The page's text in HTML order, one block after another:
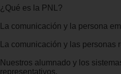
¿Qué es la PNL?
La comunicación y la persona
La comunicación y las personas
Nuestros alumnado y los
representativos.